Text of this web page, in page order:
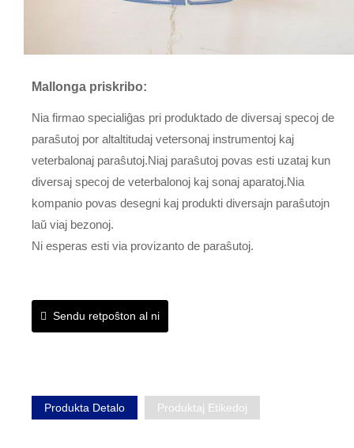
Mallonga priskribo:
Nia firmao specialiĝas pri produktado de diversaj specoj de
paraŝutoj por altaltitudaj vetersonaj instrumentoj kaj
veterbalonaj paraŝutoj.Niaj paraŝutoj povas esti uzataj kun
diversaj specoj de veterbalonoj kaj sonaj aparatoj.Nia
kompanio povas desegni kaj produkti diversajn paraŝutojn
laŭ viaj bezonoj.
Ni esperas esti via provizanto de paraŝutoj.
Sendu retpoŝton al ni
Produkta Detalo Produktaj Etikedoj